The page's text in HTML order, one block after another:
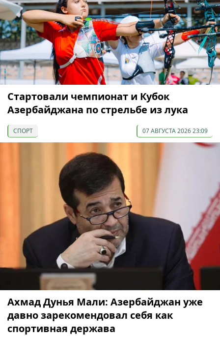
Cтартовали чемпионат и Кубок
Азербайджана по стрельбе из лука
СПОРТ 07 АВГУСТА 2026 23:09
Ахмад Дунья Мали: Азербайджан уже
давно зарекомендовал себя как
спортивная держава